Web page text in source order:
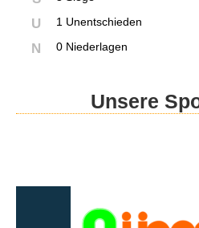
U 1 Unentschieden
N 0 Niederlagen
Unsere